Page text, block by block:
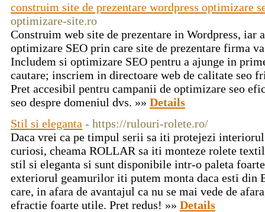
construim site de prezentare wordpress optimizare
optimizare-site.ro
Construim web site de prezentare in Wordpress, iar
optimizare SEO prin care site de prezentare firma
Includem si optimizare SEO pentru a ajunge in
cautare; inscriem in directoare web de calitate seo
Pret accesibil pentru campanii de optimizare seo
seo despre domeniul dvs. »» Details
Stil si eleganta - https://rulouri-rolete.ro/
Daca vrei ca pe timpul serii sa iti protejezi
curiosi, cheama ROLLAR sa iti monteze rolete
stil si eleganta si sunt disponibile intr-o paleta
exteriorul geamurilor iti putem monta daca esti
care, in afara de avantajul ca nu se mai vede de
efractie foarte utile. Pret redus! »» Details